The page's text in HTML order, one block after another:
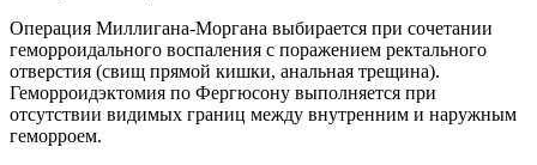
Операция Миллигана-Моргана выбирается при сочетании
геморроидального воспаления с поражением ректального
отверстия (свищ прямой кишки, анальная трещина).
Геморроидэктомия по Фергюсону выполняется при
отсутствии видимых границ между внутренним и наружным
геморроем.